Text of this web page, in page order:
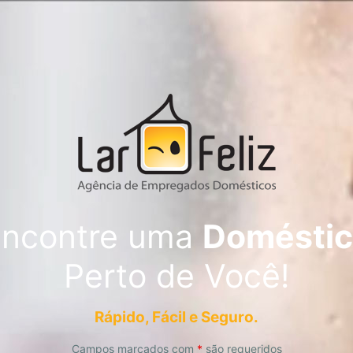
uma
Perto de Você!
Rápido, Fácil e Seguro.
Campos marcados com * são requeridos